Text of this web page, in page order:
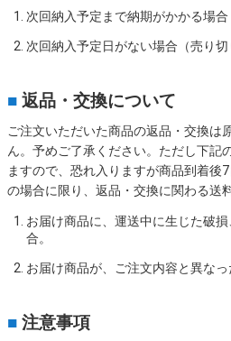
次回納入予定まで納期がかかる場合
次回納入予定日がない場合（売り切
■ 返品・交換について
ご注文いただいた商品の返品・交換は
ん。予めご了承ください。ただし下記
ますので、恐れ入りますが商品到着後
の場合に限り、返品・交換に関わる送
お届け商品に、運送中に生じた破
合。
お届け商品が、ご注文内容と異なっ
■ 注意事項